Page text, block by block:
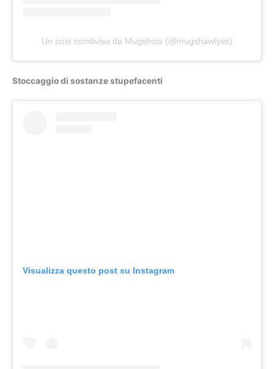
Un post condiviso da Mugshots (@mugshawtyss)
Stoccaggio di sostanze stupefacenti
Visualizza questo post su Instagram